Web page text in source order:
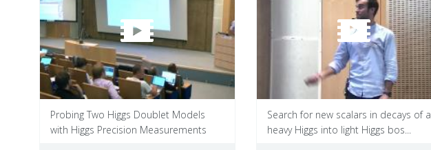
Probing Two Higgs Doublet Models
with Higgs Precision Measurements
Search for new scalars in decays of a
heavy Higgs into light Higgs bos...